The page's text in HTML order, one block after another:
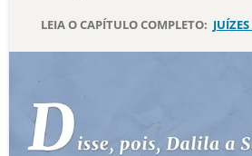
DEVOCIONAL DIÁRIO
10 MANDAMENTOS
ESTUDOS BÍBLICOS
LEIA O CAPÍTULO COMPLETO: